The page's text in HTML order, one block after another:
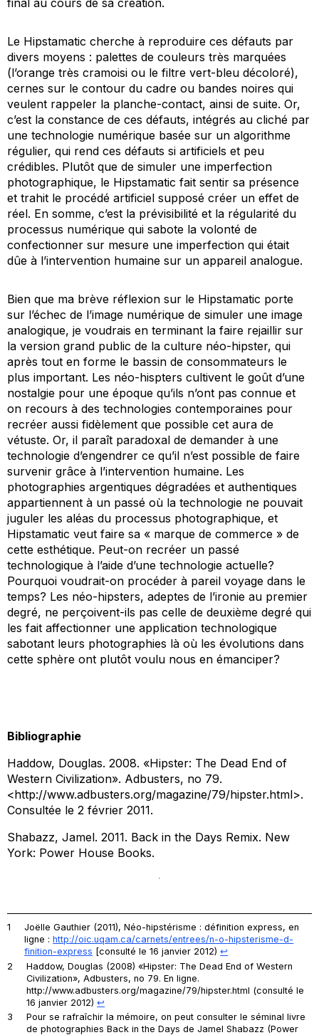
Le Hipstamatic cherche à reproduire ces défauts par
divers moyens : palettes de couleurs très marquées
(l’orange très cramoisi ou le filtre vert-bleu décoloré),
cernes sur le contour du cadre ou bandes noires qui
veulent rappeler la planche-contact, ainsi de suite. Or,
c’est la constance de ces défauts, intégrés au cliché par
une technologie numérique basée sur un algorithme
régulier, qui rend ces défauts si artificiels et peu
crédibles. Plutôt que de simuler une imperfection
photographique, le Hipstamatic fait sentir sa présence
et trahit le procédé artificiel supposé créer un effet de
réel. En somme, c’est la prévisibilité et la régularité du
processus numérique qui sabote la volonté de
confectionner sur mesure une imperfection qui était
dûe à l’intervention humaine sur un appareil analogue.
Bien que ma brève réflexion sur le Hipstamatic porte
sur l’échec de l’image numérique de simuler une image
analogique, je voudrais en terminant la faire rejaillir sur
la version grand public de la culture néo-hipster, qui
après tout en forme le bassin de consommateurs le
plus important. Les néo-hispters cultivent le goût d’une
nostalgie pour une époque qu’ils n’ont pas connue et
on recours à des technologies contemporaines pour
recréer aussi fidèlement que possible cet aura de
vétuste. Or, il paraît paradoxal de demander à une
technologie d’engendrer ce qu’il n’est possible de faire
survenir grâce à l’intervention humaine. Les
photographies argentiques dégradées et authentiques
appartiennent à un passé où la technologie ne pouvait
juguler les aléas du processus photographique, et
Hipstamatic veut faire sa « marque de commerce » de
cette esthétique. Peut-on recréer un passé
technologique à l’aide d’une technologie actuelle?
Pourquoi voudrait-on procéder à pareil voyage dans le
temps? Les néo-hipsters, adeptes de l’ironie au premier
degré, ne perçoivent-ils pas celle de deuxième degré qui
les fait affectionner une application technologique
sabotant leurs photographies là où les évolutions dans
cette sphère ont plutôt voulu nous en émanciper?
Bibliographie
Haddow, Douglas. 2008. «Hipster: The Dead End of
Western Civilization». Adbusters, no 79.
<http://www.adbusters.org/magazine/79/hipster.html>.
Consultée le 2 février 2011.
Shabazz, Jamel. 2011. Back in the Days Remix. New
York: Power House Books.
1 Joëlle Gauthier (2011),Néo-hipstérisme : définition express, en
ligne :http://oic.uqam.ca/carnets/entrees/n-o-hipsterisme-d-
finition-express [consulté le 16 janvier 2012)↩︎
2
Haddow, Douglas (2008) «Hipster: The Dead End of Western
Civilization»,Adbusters, no 79. En ligne.
http://www.adbusters.org/magazine/79/hipster.html (consulté le
16 janvier 2012)↩︎
3
Pour se rafraîchir la mémoire, on peut consulter le séminal livre
de photographiesBack in the Days de Jamel Shabazz (Power